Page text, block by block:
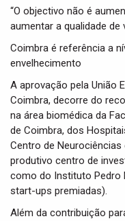
“O objectivo não é
aumentar a qualidade de
Coimbra é referência a
envelhecimento
A aprovação pela União
Coimbra, decorre do
na área biomédica da
de Coimbra, dos
Centro de
produtivo centro de
como do Instituto Pedro
start-ups premiadas).
Além da contribuição